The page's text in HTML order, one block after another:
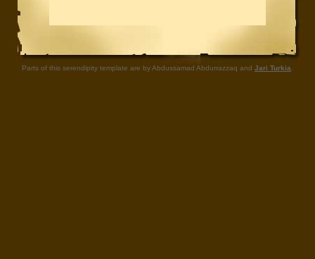
Parts of this serendipity template are by Abdussamad Abdurrazzaq and Jari Turkia